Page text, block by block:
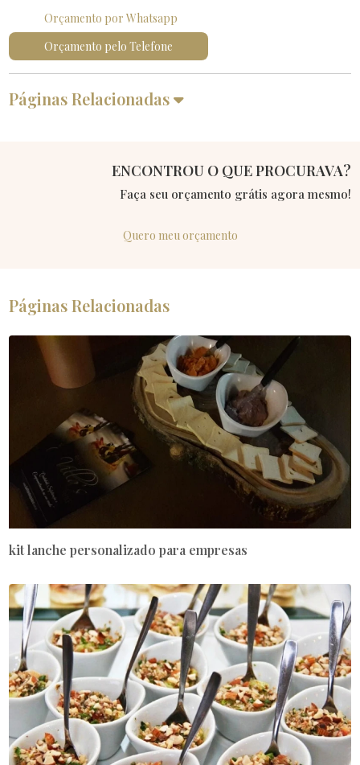
Orçamento por Whatsapp
Orçamento pelo Telefone
Páginas Relacionadas
ENCONTROU O QUE PROCURAVA?
Faça seu orçamento grátis agora mesmo!
Quero meu orçamento
Páginas Relacionadas
kit lanche personalizado para empresas